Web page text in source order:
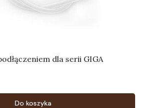
dla serii GIGA
Do koszyka